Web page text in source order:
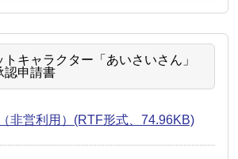
キャラクター「あいさいさん」
認申請書
非営利用）(RTF形式、74.96KB)